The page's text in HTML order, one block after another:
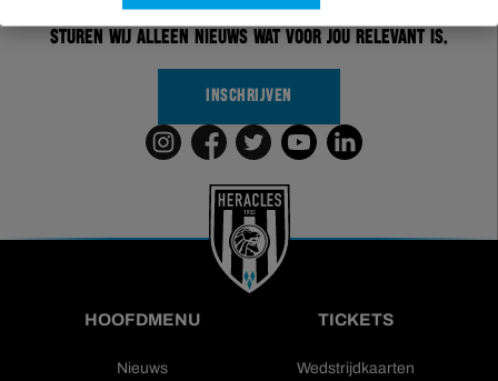
kan geven welk nieuws jij van ons wil ontvangen,
sturen wij alleen nieuws wat voor jou relevant is.
INSCHRIJVEN
HOOFDMENU
Nieuws
TICKETS
Wedstrijdkaarten